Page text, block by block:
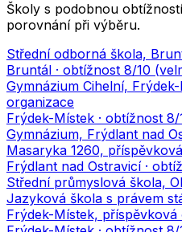
Školy s podobnou
porovnání při výběru.
Střední odborná škola,
Bruntál · obtížnost 8/10 (
Gymnázium Cihelní,
organizace
Frýdek-Místek · obtížnost 8/
Gymnázium, Frýdlant nad
Masaryka 1260,
Frýdlant nad Ostravicí·
Střední průmyslová škola,
Jazyková škola s právem
Frýdek-Místek, příspěvková